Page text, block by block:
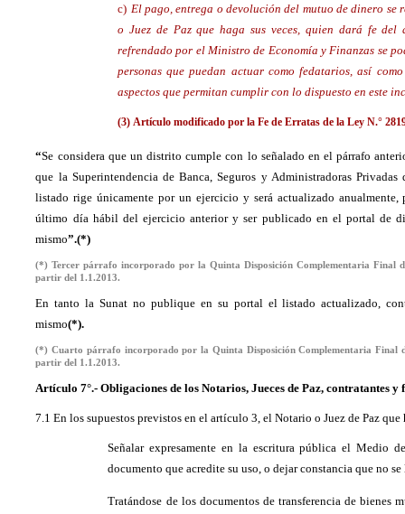
c) El pago, entrega o devolución del mutuo de dinero se
o Juez de Paz que haga sus veces, quien dará fe del
refrendado por el Ministro de Economía y Finanzas se
personas que puedan actuar como fedatarios, así
aspectos que permitan cumplir con lo dispuesto en este
(3) Artículo modificado por la Fe de Erratas de la Ley N.°
“Se considera que un distrito cumple con lo señalado en el párrafo
que la Superintendencia de Banca, Seguros y Administradoras
listado rige únicamente por un ejercicio y será actualizado
último día hábil del ejercicio anterior y ser publicado en el portal de
mismo”.(*)
(*) Tercer párrafo incorporado por la Quinta Disposición Complementaria Final
partir del 1.1.2013.
En tanto la Sunat no publique en su portal el listado actualizado,
mismo(*).
(*) Cuarto párrafo incorporado por la Quinta Disposición Complementaria Final
partir del 1.1.2013.
Artículo 7°.- Obligaciones de los Notarios, Jueces de Paz, contratantes
7.1 En los supuestos previstos en el artículo 3, el Notario o Juez de Paz que
Señalar expresamente en la escritura pública el Medio
documento que acredite su uso, o dejar constancia que no
Tratándose de los documentos de transferencia de bienes